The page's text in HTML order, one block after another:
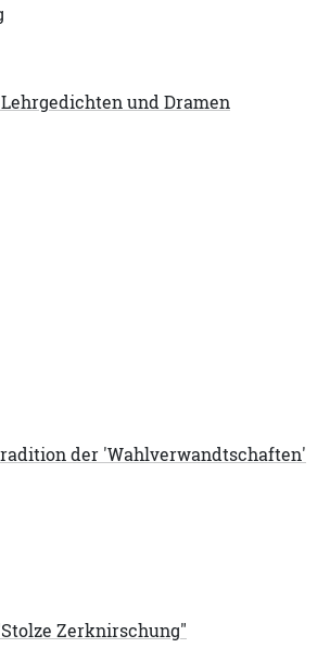
und Dramen
der 'Wahlverwandtschaften'
Zerknirschung"